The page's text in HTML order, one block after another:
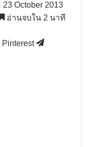
23 October 2013
อ่านจบใน 2 นาที
Pinterest